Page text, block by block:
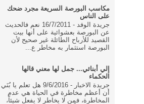
مكاسب البورصة السريعة مجرد ضحك
على الناس
جريدة الوفد - 16/7/2011 نعم فالحديث
عن البورصة بعشوائية على أنها بيت
القصيد للأرباح الطائلة غير صحيح لأن
البورصة استثمار به مخاطر ع...
إلي أبنائي... جمل لها معني قالها
الحكماء
جريدة الاخبار - 9/6/2016 هل تعلم يا بُنَي
أن أعظم مخاطرة في الحياة هي عدم
المخاطرة، فمن لا يخاطر لا يفعل شيئاً،